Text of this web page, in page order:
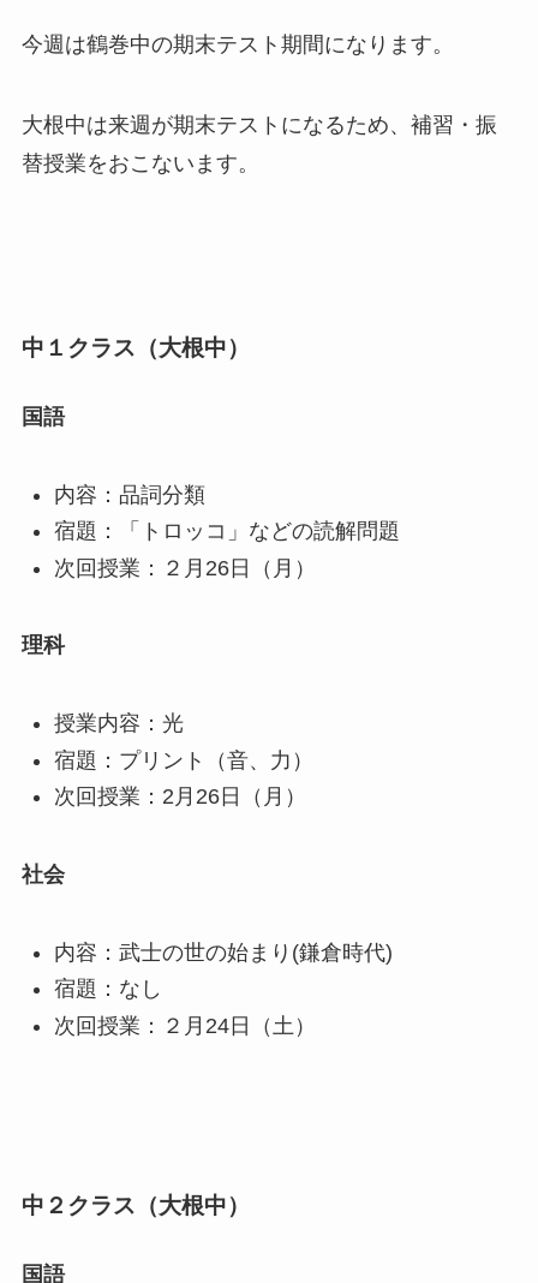
今週は鶴巻中の期末テスト期間になります。
大根中は来週が期末テストになるため、補習・振
替授業をおこないます。
中１クラス（大根中）
国語
内容：品詞分類
宿題：「トロッコ」などの読解問題
次回授業：２月26日（月）
理科
授業内容：光
宿題：プリント（音、力）
次回授業：2月26日（月）
社会
内容：武士の世の始まり(鎌倉時代)
宿題：なし
次回授業：２月24日（土）
中２クラス（大根中）
国語